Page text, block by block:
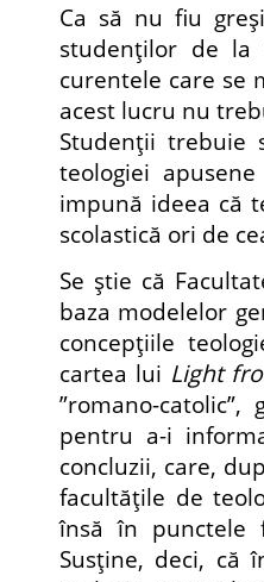
Ca să nu fiu
studenţilor de
curentele care se
acest lucru nu
Studenţii trebuie
teologiei
impună ideea că
scolastică ori de
Se ştie că
baza modelelor
concepţiile
cartea lui Light
”romano-
pentru a-i
concluzii, care,
facultăţile de
însă în punctele
Susţine, deci, că